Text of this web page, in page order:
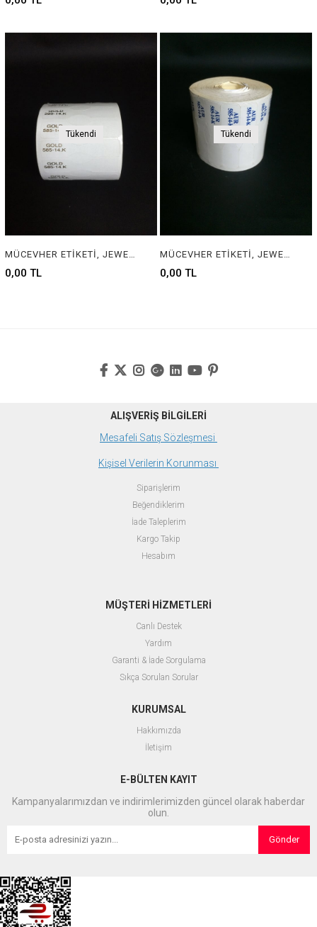
Tükendi
0,00 TL
Tükendi
0,00 TL
ALIŞVERİŞ BİLGİLERİ
Mesafeli Satış Sözleşmesi
Kişisel Verilerin Korunması
Siparişlerim
Beğendiklerim
İade Taleplerim
Kargo Takip
Hesabım
MÜŞTERİ HİZMETLERİ
Canlı Destek
Yardım
Garanti & İade Sorgulama
Sıkça Sorulan Sorular
KURUMSAL
Hakkımızda
İletişim
E-BÜLTEN KAYIT
Kampanyalarımızdan ve indirimlerimizden güncel olarak haberdar
olun.
Gönder